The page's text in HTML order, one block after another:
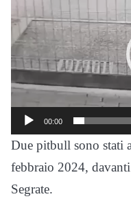
00:00
Due pitbull sono stati
febbraio 2024,
Segrate.